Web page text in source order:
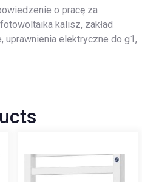
o pracę za
kalisz, zakład
uprawnienia elektryczne do g1,